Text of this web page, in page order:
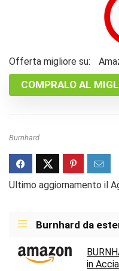
Offerta migliore su:
COMPRALO AL
Burnhard
Ultimo aggiornamento il
Burnhard da
in